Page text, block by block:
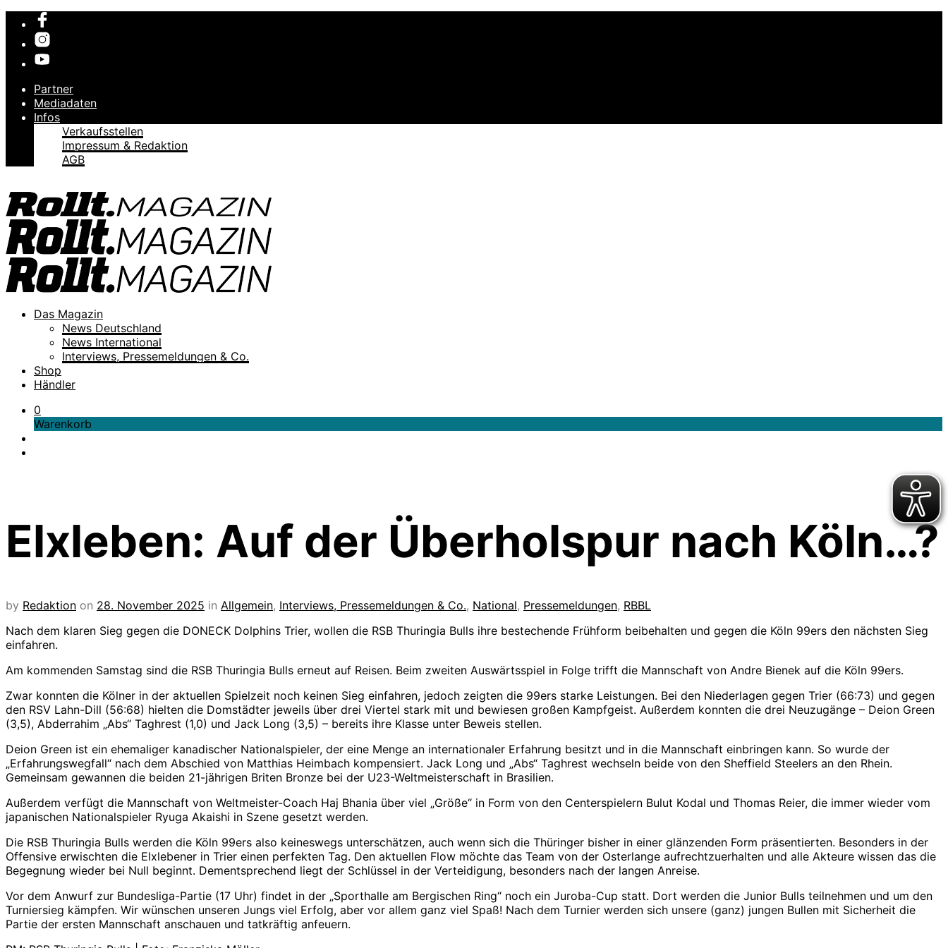
Partner
Mediadaten
Infos
Verkaufsstellen
Impressum & Redaktion
AGB
Das Magazin
News Deutschland
News International
Interviews, Pressemeldungen & Co.
Shop
Händler
0
Warenkorb
Elxleben: Auf der Überholspur nach Köln…?
by Redaktion on 28. November 2025 in Allgemein, Interviews, Pressemeldungen & Co., National, Pressemeldungen, RBBL
Nach dem klaren Sieg gegen die DONECK Dolphins Trier, wollen die RSB Thuringia Bulls ihre bestechende Frühform beibehalten und gegen die Köln 99ers den nächsten Sieg
einfahren.
Am kommenden Samstag sind die RSB Thuringia Bulls erneut auf Reisen. Beim zweiten Auswärtsspiel in Folge trifft die Mannschaft von Andre Bienek auf die Köln 99ers.
Zwar konnten die Kölner in der aktuellen Spielzeit noch keinen Sieg einfahren, jedoch zeigten die 99ers starke Leistungen. Bei den Niederlagen gegen Trier (66:73) und gegen
den RSV Lahn-Dill (56:68) hielten die Domstädter jeweils über drei Viertel stark mit und bewiesen großen Kampfgeist. Außerdem konnten die drei Neuzugänge – Deion Green
(3,5), Abderrahim „Abs“ Taghrest (1,0) und Jack Long (3,5) – bereits ihre Klasse unter Beweis stellen.
Deion Green ist ein ehemaliger kanadischer Nationalspieler, der eine Menge an internationaler Erfahrung besitzt und in die Mannschaft einbringen kann. So wurde der
„Erfahrungswegfall“ nach dem Abschied von Matthias Heimbach kompensiert. Jack Long und „Abs“ Taghrest wechseln beide von den Sheffield Steelers an den Rhein.
Gemeinsam gewannen die beiden 21-jährigen Briten Bronze bei der U23-Weltmeisterschaft in Brasilien.
Außerdem verfügt die Mannschaft von Weltmeister-Coach Haj Bhania über viel „Größe“ in Form von den Centerspielern Bulut Kodal und Thomas Reier, die immer wieder vom
japanischen Nationalspieler Ryuga Akaishi in Szene gesetzt werden.
Die RSB Thuringia Bulls werden die Köln 99ers also keineswegs unterschätzen, auch wenn sich die Thüringer bisher in einer glänzenden Form präsentierten. Besonders in der
Offensive erwischten die Elxlebener in Trier einen perfekten Tag. Den aktuellen Flow möchte das Team von der Osterlange aufrechtzuerhalten und alle Akteure wissen das die
Begegnung wieder bei Null beginnt. Dementsprechend liegt der Schlüssel in der Verteidigung, besonders nach der langen Anreise.
Vor dem Anwurf zur Bundesliga-Partie (17 Uhr) findet in der „Sporthalle am Bergischen Ring“ noch ein Juroba-Cup statt. Dort werden die Junior Bulls teilnehmen und um den
Turniersieg kämpfen. Wir wünschen unseren Jungs viel Erfolg, aber vor allem ganz viel Spaß! Nach dem Turnier werden sich unsere (ganz) jungen Bullen mit Sicherheit die
Partie der ersten Mannschaft anschauen und tatkräftig anfeuern.